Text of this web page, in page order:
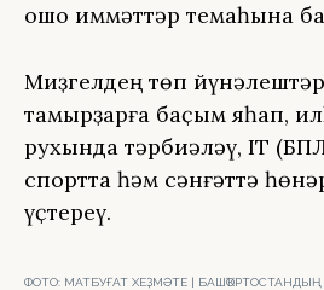
ошо ҡиммәттәр темаһына
Миҙгелдең төп
тамырҙарға баҫым яһап,
рухында тәрбиәләү, IT
спортта һәм сәнғәттә
үҫтереү.
ФОТО: МАТБУҒАТ ХЕҘМӘТЕ |